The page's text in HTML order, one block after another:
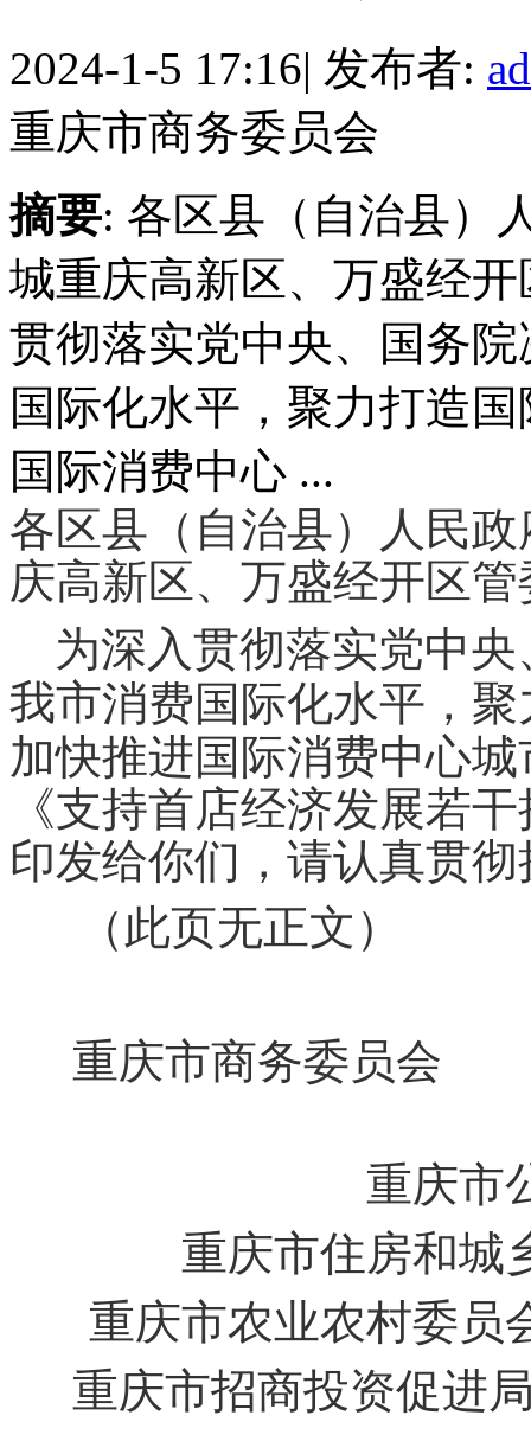
2024-1-5 17:16| 发布者:
重庆市商务委员会
摘要: 各区县（自治县）
城重庆高新区、万盛经
贯彻落实党中央、国务
国际化水平，聚力打造
国际消费中心 ...
各区县（自治县）人民
庆高新区、万盛经开区
为深入贯彻落实党中
我市消费国际化水平，
加快推进国际消费中心
《支持首店经济发展若
印发给你们，请认真贯
（此页无正文）
重庆市商务委员会
重庆市
重庆市住房和城
重庆市农业农村委员
重庆市招商投资促进